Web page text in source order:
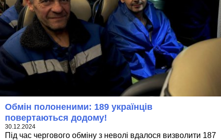
Обмін полоненими: 189 українців
повертаються додому!
30.12.2024
Під час чергового обміну з неволі вдалося визволити 187